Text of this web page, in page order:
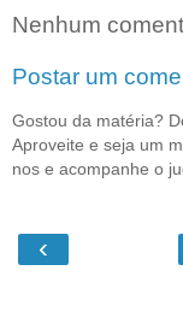
Nenhum
Postar um
Gostou da matéria?
Aproveite e seja um
nos e acompanhe o
‹